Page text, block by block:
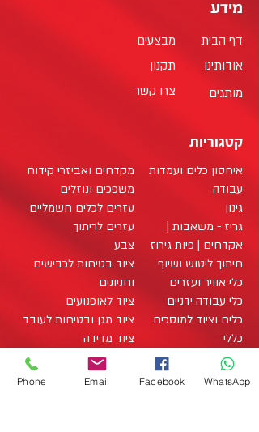
מידע
מבצעים
תקנון
צרו קשר
דף הבית
אודותינו
מותגים
קטגוריות
מקדחים ואביזרי קידוח
משפכים ונוזלים
עזרים לכלים חשמליים
עזרים לריתוך
צבע
ציוד בטיחות לכבישים
וחניונים
ציוד לאופנועים
ציוד מגן ובטיחות לעובד
ציוד מדידה
ציוד מוגן חשמל
ציוד מיגון לעבודה על
איחסון כלים ועמדות
עבודה
גינון
גריז - משאבות |
אקדחים | פיות גירוז
חיתוך ליטוש ושיוף
כלי אוויר ועזרים
כלי עבודה ידניים
כלים וציוד למוסכים
כללי
לענף האינסטלציה
לענף הבניה
Phone Email Facebook WhatsApp